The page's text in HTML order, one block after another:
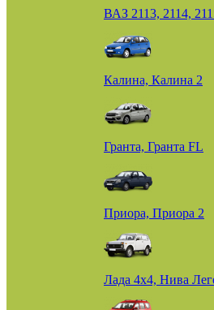
ВАЗ 2113, 2114,
Калина, Калина 2
Гранта, Гранта FL
Приора, Приора 2
Лада 4х4, Нива